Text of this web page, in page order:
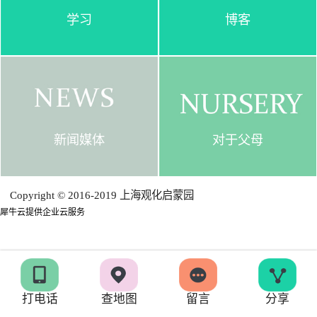
学习 博客
新闻媒体 对于父母
Copyright © 2016-2019 上海观化启蒙园
犀牛云提供企业云服务
打电话 查地图 留言 分享